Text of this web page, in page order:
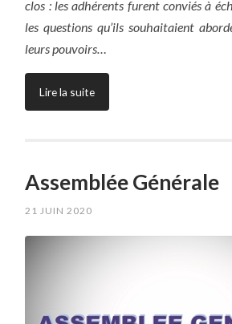
clos : les adhérents furent conviés à
les questions qu’ils souhaitaient
leurs pouvoirs…
Lire la suite
Assemblée Générale
21 JUIN 2020